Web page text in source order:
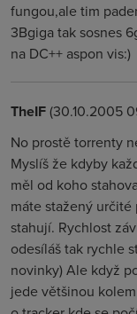
fungou,ale tim
3Bgiga tak sosnes
na DC++ aspon vis:)
TheIF(30.10.2005
No prostě torrenty
Myslíš že kdyby
měl od koho
máte stažený
stahují. Rychlost
odesíláš tak rychle
novinky) Ale když
jede většinou